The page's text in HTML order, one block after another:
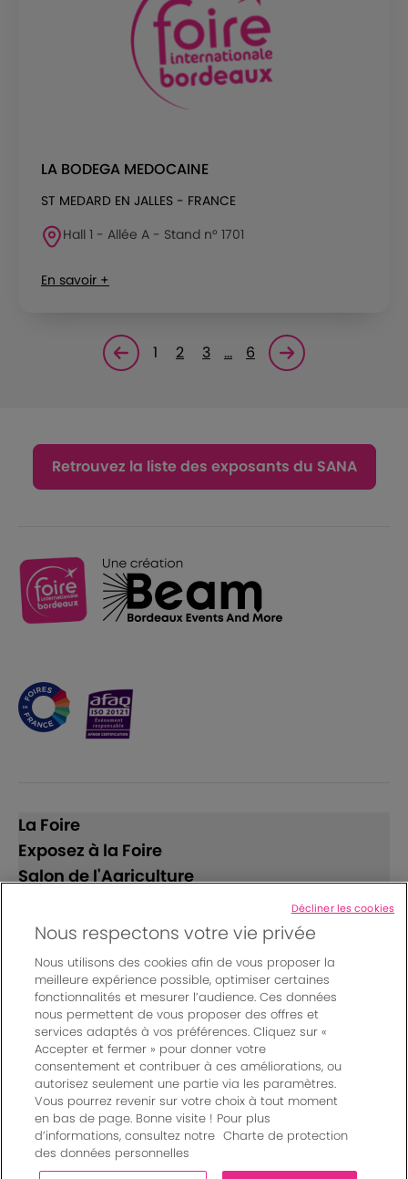
LA BODEGA MEDOCAINE
ST MEDARD EN JALLES - FRANCE
Hall 1 - Allée A - Stand n° 1701
En savoir +
Page précédente
1 2 3 … 6 Page suivante<
Retrouvez la liste des exposants du SANA
La Foire
Exposez à la Foire
Salon de l'Agriculture
Suivez-nous
© Bordeaux Events And More | Rue Jean Samazeuilh - CS
20088 - 33070 Bordeaux cedex - France
Mentions légales|
Règlement général des manifestations
Un événement organisé par Bordeaux Events And More
Charte de protection des données personnelles
Nous respectons votre vie privée
Nous utilisons des cookies afin de vous proposer la
meilleure expérience possible, optimiser certaines
fonctionnalités et mesurer l’audience. Ces données
nous permettent de vous proposer des offres et
services adaptés à vos préférences. Cliquez sur «
Accepter et fermer » pour donner votre
consentement et contribuer à ces améliorations, ou
autorisez seulement une partie via les paramètres.
Vous pourrez revenir sur votre choix à tout moment
en bas de page. Bonne visite ! Pour plus
d’informations, consultez notre Charte de protection
des données personnelles
Décliner les cookies